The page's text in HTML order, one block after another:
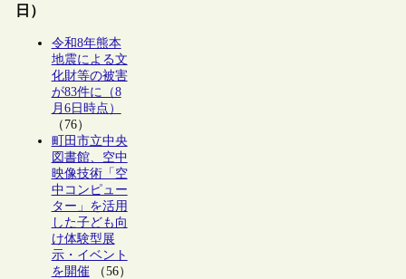
日）
令和8年熊本
地震による文
化財等の被害
が83件に（8
月6日時点）
（76）
町田市立中央
図書館、空中
映像技術「空
中コンピュー
ター」を活用
した子ども向
け体験型展
示・イベント
を開催（56）